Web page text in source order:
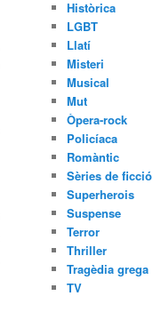
Històrica
LGBT
Llatí
Misteri
Musical
Mut
Òpera-rock
Policíaca
Romàntic
Sèries de ficció
Superherois
Suspense
Terror
Thriller
Tragèdia grega
TV